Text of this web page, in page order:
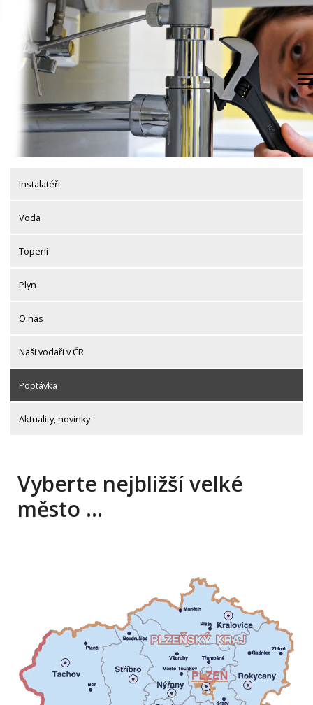
content
Instalatéři
Voda
Topení
Plyn
O nás
Naši vodaři v ČR
Poptávka
Aktuality, novinky
Vyberte nejbližší velké
město …